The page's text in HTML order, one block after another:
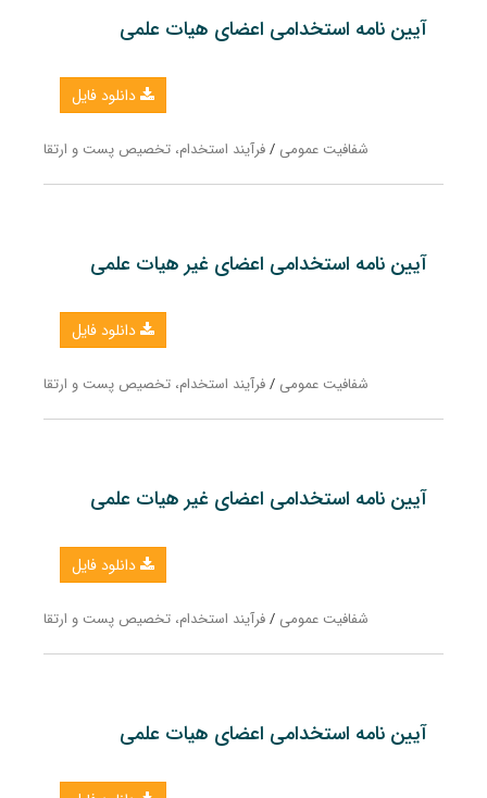
آیین نامه استخدامی اعضای هیات علمی
دانلود فایل
شفافیت عمومی /فرآیند استخدام، تخصیص پست و ارتقا
آیین نامه استخدامی اعضای غیر هیات علمی
دانلود فایل
شفافیت عمومی /فرآیند استخدام، تخصیص پست و ارتقا
آیین نامه استخدامی اعضای غیر هیات علمی
دانلود فایل
شفافیت عمومی /فرآیند استخدام، تخصیص پست و ارتقا
آیین نامه استخدامی اعضای هیات علمی